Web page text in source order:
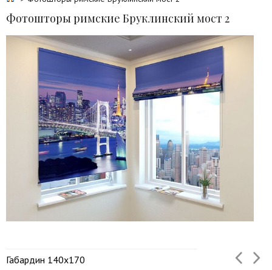
Фотошторы римские Бруклинский мост 2
Габардин 140х170